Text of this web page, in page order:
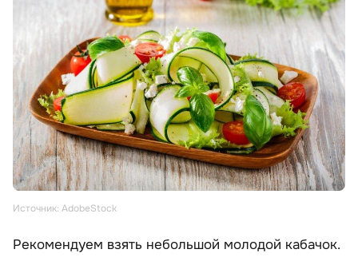
Источник: AdobeStock
Рекомендуем взять небольшой молодой кабачок.